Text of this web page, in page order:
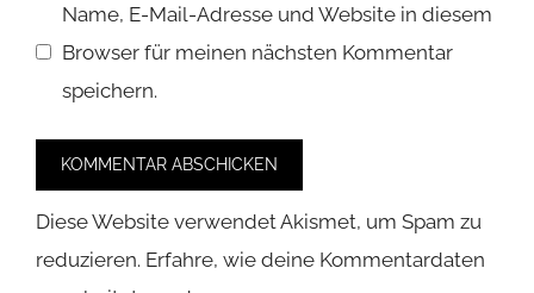
Adresse
Name, E-Mail-Adresse und Website in diesem
Browser für meinen nächsten Kommentar
speichern.
Diese Website verwendet Akismet, um Spam zu
reduzieren. Erfahre, wie deine Kommentardaten